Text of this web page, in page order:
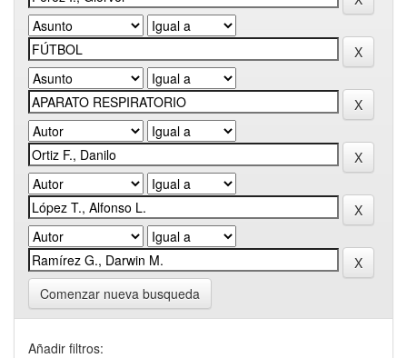
Comenzar nueva busqueda
Añadir filtros: